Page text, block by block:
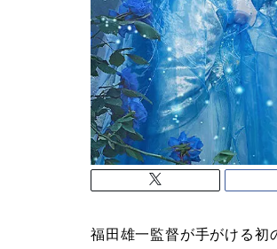
福田雄一監督が手がける初